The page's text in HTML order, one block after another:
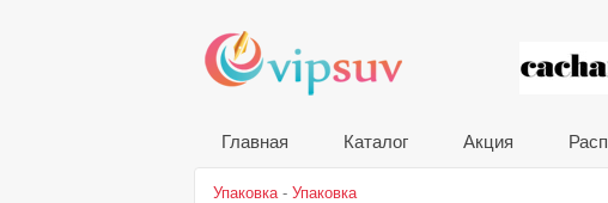
VIP
Главная Каталог Акция
Упаковка- Упаковка